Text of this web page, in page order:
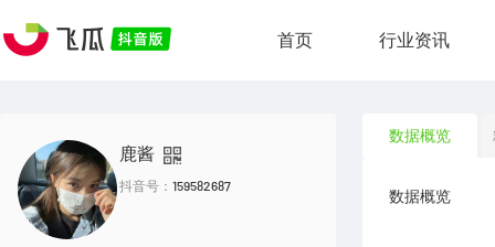
首页 行业资讯
鹿酱
抖音号： 159582687
数据概览
数据概览